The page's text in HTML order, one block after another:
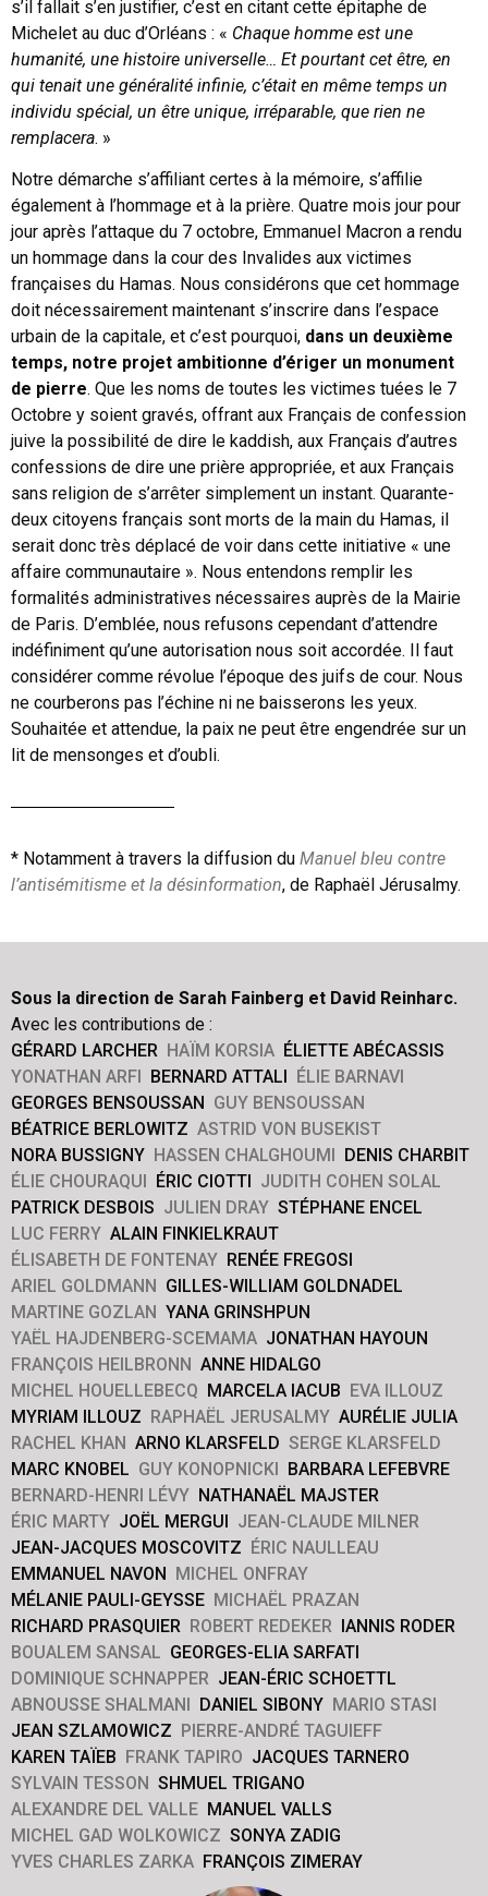
s’il fallait s’en justifier, c’est en citant cette épitaphe de
Michelet au duc d’Orléans : « Chaque homme est une
humanité, une histoire universelle… Et pourtant cet être, en
qui tenait une généralité infinie, c’était en même temps un
individu spécial, un être unique, irréparable, que rien ne
remplacera. »
Notre démarche s’affiliant certes à la mémoire, s’affilie
également à l’hommage et à la prière. Quatre mois jour pour
jour après l’attaque du 7 octobre, Emmanuel Macron a rendu
un hommage dans la cour des Invalides aux victimes
françaises du Hamas. Nous considérons que cet hommage
doit nécessairement maintenant s’inscrire dans l’espace
urbain de la capitale, et c’est pourquoi, dans un deuxième
temps, notre projet ambitionne d’ériger un monument
de pierre. Que les noms de toutes les victimes tuées le 7
Octobre y soient gravés, offrant aux Français de confession
juive la possibilité de dire le kaddish, aux Français d’autres
confessions de dire une prière appropriée, et aux Français
sans religion de s’arrêter simplement un instant. Quarante-
deux citoyens français sont morts de la main du Hamas, il
serait donc très déplacé de voir dans cette initiative « une
affaire communautaire ». Nous entendons remplir les
formalités administratives nécessaires auprès de la Mairie
de Paris. D’emblée, nous refusons cependant d’attendre
indéfiniment qu’une autorisation nous soit accordée. Il faut
considérer comme révolue l’époque des juifs de cour. Nous
ne courberons pas l’échine ni ne baisserons les yeux.
Souhaitée et attendue, la paix ne peut être engendrée sur un
lit de mensonges et d’oubli.
* Notamment à travers la diffusion du Manuel bleu contre
l’antisémitisme et la désinformation, de Raphaël Jérusalmy.
Sous la direction de Sarah Fainberg et David Reinharc.
Avec les contributions de :
GÉRARD LARCHER HAÏM KORSIA ÉLIETTE ABÉCASSIS
YONATHAN ARFI
BERNARD ATTALI
ÉLIE BARNAVI
GEORGES BENSOUSSAN
GUY BENSOUSSAN
BÉATRICE BERLOWITZ ASTRID VON BUSEKIST
NORA BUSSIGNY HASSEN CHALGHOUMI
DENIS CHARBIT
ÉLIE CHOURAQUI
ÉRIC CIOTTI
JUDITH COHEN SOLAL
PATRICK DESBOIS JULIEN DRAY STÉPHANE ENCEL
LUC FERRY ALAIN FINKIELKRAUT
ÉLISABETH DE FONTENAY RENÉE FREGOSI
ARIEL GOLDMANN
GILLES-WILLIAM GOLDNADEL
MARTINE GOZLAN YANA GRINSHPUN
YAËL HAJDENBERG-SCEMAMA JONATHAN HAYOUN
FRANÇOIS HEILBRONN ANNE HIDALGO
MICHEL HOUELLEBECQ
MARCELA IACUB
EVA ILLOUZ
MYRIAM ILLOUZ
RAPHAËL JERUSALMY AURÉLIE JULIA
RACHEL KHAN ARNO KLARSFELD SERGE KLARSFELD
MARC KNOBEL GUY KONOPNICKI
BARBARA LEFEBVRE
BERNARD-HENRI LÉVY NATHANAËL MAJSTER
ÉRIC MARTY JOËL MERGUI
JEAN-CLAUDE MILNER
JEAN-JACQUES MOSCOVITZ
ÉRIC NAULLEAU
EMMANUEL NAVON
MICHEL ONFRAY
MÉLANIE PAULI-GEYSSE MICHAËL PRAZAN
RICHARD PRASQUIER ROBERT REDEKER
IANNIS RODER
BOUALEM SANSAL GEORGES-ELIA SARFATI
DOMINIQUE SCHNAPPER JEAN-ÉRIC SCHOETTL
ABNOUSSE SHALMANI
DANIEL SIBONY MARIO STASI
JEAN SZLAMOWICZ
PIERRE-ANDRÉ TAGUIEFF
KAREN TAÏEB
FRANK TAPIRO JACQUES TARNERO
SYLVAIN TESSON SHMUEL TRIGANO
ALEXANDRE DEL VALLE MANUEL VALLS
MICHEL GAD WOLKOWICZ SONYA ZADIG
YVES CHARLES ZARKA FRANÇOIS ZIMERAY